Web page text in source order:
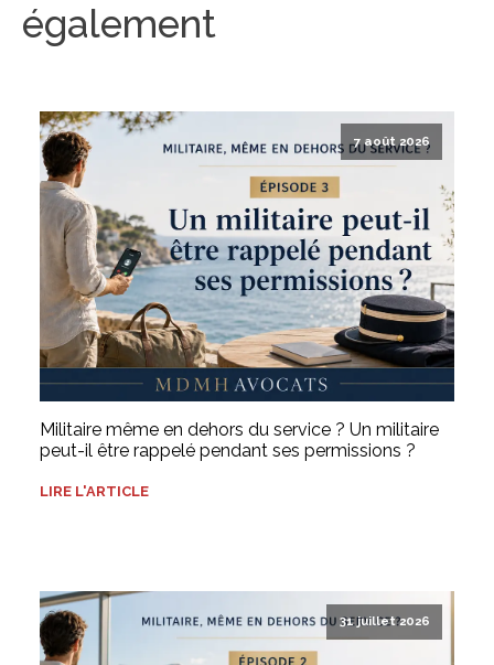
également
7 août 2026
Militaire même en dehors du service ? Un militaire
peut-il être rappelé pendant ses permissions ?
LIRE L'ARTICLE
31 juillet 2026